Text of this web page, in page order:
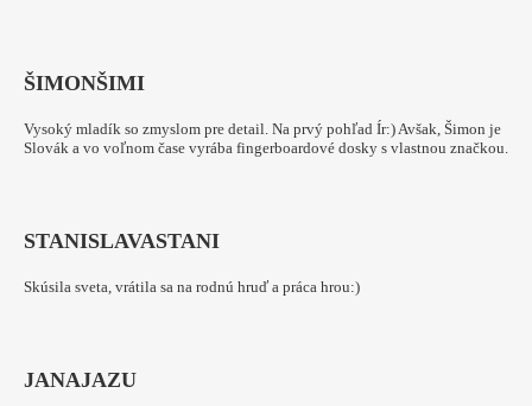
ŠIMONŠIMI
Vysoký mladík so zmyslom pre detail. Na prvý pohľad Ír:) Avšak, Šimon je
Slovák a vo voľnom čase vyrába fingerboardové dosky s vlastnou značkou.
STANISLAVASTANI
Skúsila sveta, vrátila sa na rodnú hruď a práca hrou:)
JANAJAZU